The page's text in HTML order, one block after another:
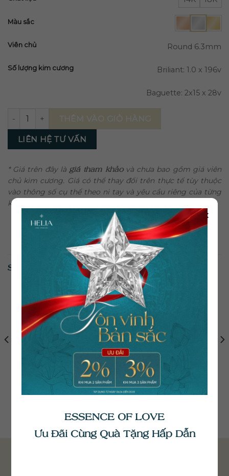
Màu sắc
Viên chủ Round 6.3mm
Số lượng kim cương Briliant: 1.0 x 196v
Baguette: 2x15 x 28v
Nhẫn Kim Cương Nữ VNU281 số lượng
LIÊN HỆ TƯ VẤN
* Giá trên đây là giá tham khảovà chưa bao gồm giá viên
chủ kim cương. Giá có thể thay đổi trên thực tế tùy thuộc
vào thông số cụ thể theo ni tay và yêu cầu riêng của từng
khách hàng.
SẢN PHẨM TƯƠNG TỰ
Nhẫn Kim Cương Nữ
34.800.000₫
Nhẫn Kim Cương Nữ
50.900.000
×
ESSENCE OF LOVE
Ưu Đãi Cùng Quà Tặng Hấp Dẫn